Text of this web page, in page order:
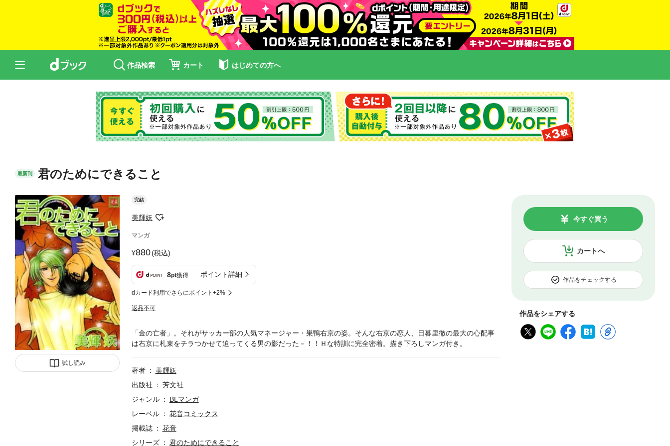
作品検索 カート はじめての方へ
最新刊 君のためにできること
試し読み
完結
美輝妖
マンガ
880(税込)
8pt獲得 ポイント詳細
dカード利用でさらにポイント+2%
返品不可
カートへ
今すぐ買う
作品をチェックする
作品をシェアする
「金の亡者」。それがサッカー部の人気マネージャー・巣鴨右京の姿。そんな右京の恋人、日暮里徹の最大の心配事
は右京に札束をチラつかせて迫ってくる男の影だった－！！Ｈな特訓に完全密着。描き下ろしマンガ付き。
著者
美輝妖
出版社
芳文社
ジャンル
BLマンガ
レーベル
花音コミックス
掲載誌
花音
シリーズ
君のためにできること